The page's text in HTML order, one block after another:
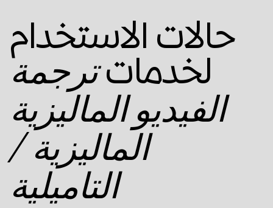
حالات الاستخدام
لخدماتترجمة
الفيديو الماليزية
الماليزية /
التاميلية